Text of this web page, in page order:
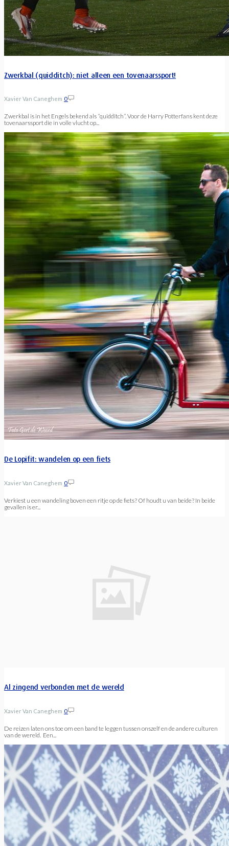
Zwerkbal (quidditch): niet alleen een tovenaarssport!
Xavier Van Caneghem 0
Zwerkbal is in het Engels bekend als “quidditch”. Voor de Harry Potterfans kent deze
tovenaarssport die in volle vlucht op...
De Lopifit: wandelen op een fiets
Xavier Van Caneghem 0
Verkiest u een wandeling boven een ritje op de fiets? Of houdt u van beide? In beide
gevallen is er...
Al zingend verbonden met de wereld
Xavier Van Caneghem 0
De reizen laten ons toe om een band te leggen tussen onszelf en de andere culturen
van de wereld. Een...